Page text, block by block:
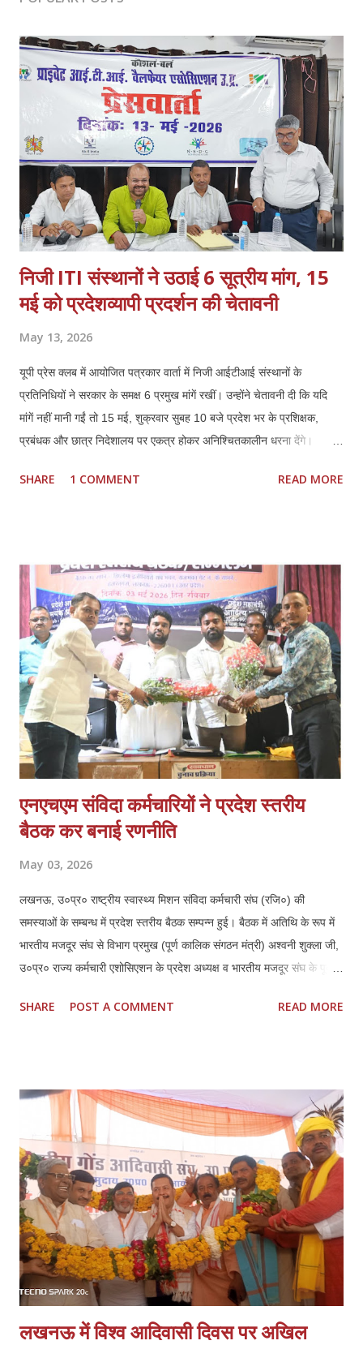
निजी ITI संस्थानों ने उठाई 6 सूत्रीय मांग, 15
मई को प्रदेशव्यापी प्रदर्शन की चेतावनी
May 13, 2026
यूपी प्रेस क्लब में आयोजित पत्रकार वार्ता में निजी आईटीआई संस्थानों के
प्रतिनिधियों ने सरकार के समक्ष 6 प्रमुख मांगें रखीं। उन्होंने चेतावनी दी कि यदि
मांगें नहीं मानी गईं तो 15 मई, शुक्रवार सुबह 10 बजे प्रदेश भर के प्रशिक्षक,
प्रबंधक और छात्र निदेशालय पर एकत्र होकर अनिश्चितकालीन धरना देंगे।
लेकिन मौजूदा नीतियों से संस्थानों की आर्थिक और प्रशासनिक स्थिति प्रभावित हो
हो:* पैन, आधार, OTP आधारित e-KYC के बाद अतिरिक्त नोडल वेरिफिकेशन
अनावश्यक और शोषणकारी है। 3. *थर्ड शिफ्ट बहाल हो:* दिन में नौकरी करने वाले
हजारों छात्रों को शाम की शिफ्ट न होने से प्रशिक्षण नहीं मिल पा रहा। 4.
*PMKVY 5.0 में भागीदारी मिले:* निजी संस्थानों के पास संसाधन और अनुभवी
स्टाफ होने के बावजूद योजनाओं में भागी...
SHARE 1 COMMENT READ MORE
एनएचएम संविदा कर्मचारियों ने प्रदेश स्तरीय
बैठक कर बनाई रणनीति
May 03, 2026
लखनऊ, उ०प्र० राष्ट्रीय स्वास्थ्य मिशन संविदा कर्मचारी संघ (रजि०) की
समस्याओं के सम्बन्ध में प्रदेश स्तरीय बैठक सम्पन्न हुई। बैठक में अतिथि के रूप में
भारतीय मजदूर संघ से विभाग प्रमुख (पूर्ण कालिक संगठन मंत्री) अश्वनी शुक्ला जी,
उ०प्र० राज्य कर्मचारी एशोसिएशन के प्रदेश अध्यक्ष व भारतीय मजदूर संघ के पूर्व
दीक्षित जी की गरिमामयी उपस्थिति रही। बैठक की अध्यक्षता कर रहे एनएचएम संघ के
स्वास्थ्य मिशन के अन्तर्गत कार्यस्त संविदा कर्मचारियों की गम्भीर समस्याओं का
प्रकाश डालते हुये आगामी समय में कर्मचारियों की मुख्य मांगों में नियमितीकरण/समान
कार्य समान वेतन, वेतन बढ़ोत्तरी, जॉब सुरक्षा एवं कैशलेस चिकित्सा सुविधा अथवा
स्वास्थ्य बीमा शामिल हैं एवं इसके साथ ही कर्मचारियों के मानदेय भुगतान में आ रही
समस्याओं क...
SHARE POST A COMMENT READ MORE
लखनऊ में विश्व आदिवासी दिवस पर अखिल